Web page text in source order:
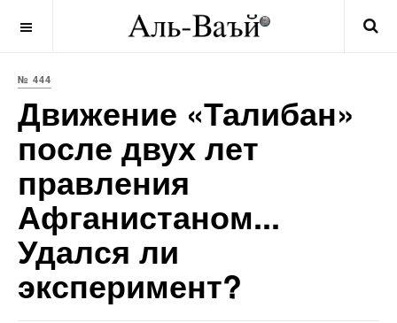
№ 444
Движение «Талибан»
после двух лет
правления
Афганистаном...
Удался ли
эксперимент?